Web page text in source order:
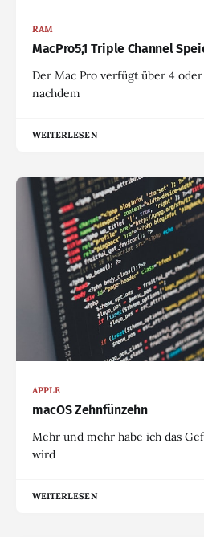
RAM
MacPro5,1 Triple Channel
Der Mac Pro verfügt über 4
nachdem
WEITERLESEN
APPLE
macOS Zehnfünzehn
Mehr und mehr habe ich das
wird
WEITERLESEN